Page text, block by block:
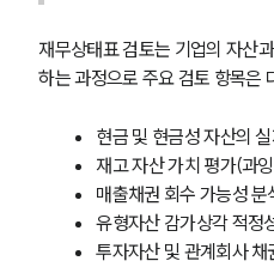
재무상태표 검토는 기업의 자산
하는 과정으로 주요 검토 항목은
현금 및 현금성 자산의
재고 자산 가치 평가(과
매출채권 회수 가능성 분
유형자산 감가상각 적정
투자자산 및 관계회사 채